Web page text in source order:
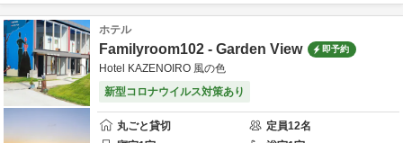
ホテル
Familyroom102 - Garden View 即予約
Hotel KAZENOIRO 風の色
新型コロナウイルス対策あり
丸ごと貸切 定員12名